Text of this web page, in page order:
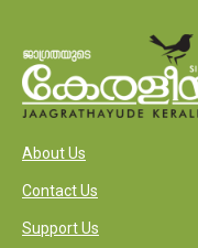
About Us
Contact Us
Support Us